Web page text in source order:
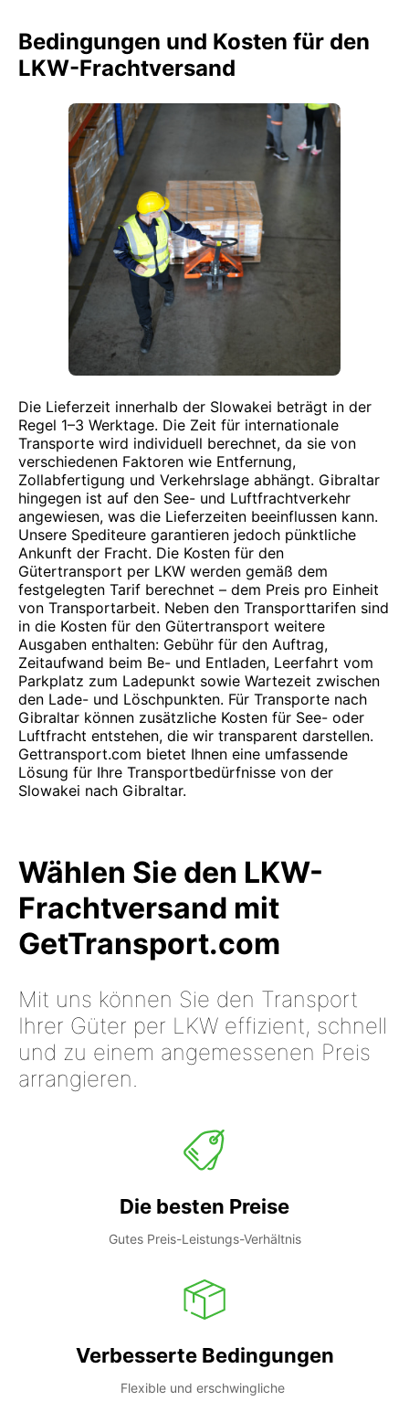
Bedingungen und Kosten für den
LKW-Frachtversand
Die Lieferzeit innerhalb der Slowakei beträgt in der
Regel 1–3 Werktage. Die Zeit für internationale
Transporte wird individuell berechnet, da sie von
verschiedenen Faktoren wie Entfernung,
Zollabfertigung und Verkehrslage abhängt. Gibraltar
hingegen ist auf den See- und Luftfrachtverkehr
angewiesen, was die Lieferzeiten beeinflussen kann.
Unsere Spediteure garantieren jedoch pünktliche
Ankunft der Fracht. Die Kosten für den
Gütertransport per LKW werden gemäß dem
festgelegten Tarif berechnet – dem Preis pro Einheit
von Transportarbeit. Neben den Transporttarifen sind
in die Kosten für den Gütertransport weitere
Ausgaben enthalten: Gebühr für den Auftrag,
Zeitaufwand beim Be- und Entladen, Leerfahrt vom
Parkplatz zum Ladepunkt sowie Wartezeit zwischen
den Lade- und Löschpunkten. Für Transporte nach
Gibraltar können zusätzliche Kosten für See- oder
Luftfracht entstehen, die wir transparent darstellen.
Gettransport.com bietet Ihnen eine umfassende
Lösung für Ihre Transportbedürfnisse von der
Slowakei nach Gibraltar.
Wählen Sie den LKW-
Frachtversand mit
GetTransport.com
Mit uns können Sie den Transport
Ihrer Güter per LKW effizient, schnell
und zu einem angemessenen Preis
arrangieren.
Die besten Preise
Gutes Preis-Leistungs-Verhältnis
Verbesserte Bedingungen
Flexible und erschwingliche